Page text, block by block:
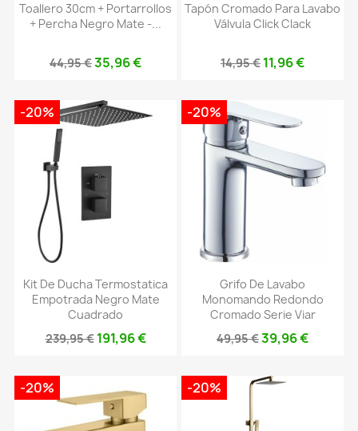
Toallero 30cm + Portarrollos
+ Percha Negro Mate -...
44,95 €35,96 €
Tapón Cromado Para Lavabo
Válvula Click Clack
14,95 € 11,96 €
Kit De Ducha Termostatica
Empotrada Negro Mate
Cuadrado
239,95 € 191,96 €
-20%
Grifo De Lavabo
Monomando Redondo
Cromado Serie Viar
49,95 €39,96 €
-20%
-20% -20%